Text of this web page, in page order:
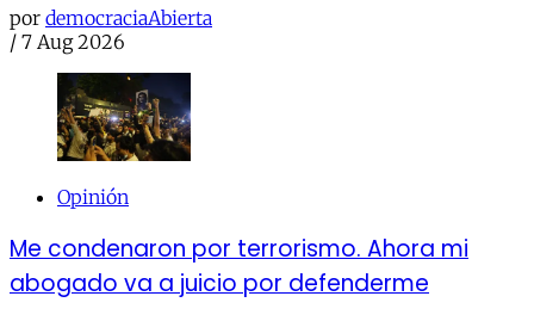
por democraciaAbierta
/ 7 Aug 2026
Opinión
Me condenaron por terrorismo. Ahora mi
abogado va a juicio por defenderme